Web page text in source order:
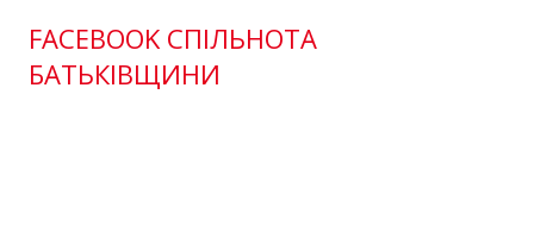
FACEBOOK СПІЛЬНОТА
БАТЬКІВЩИНИ